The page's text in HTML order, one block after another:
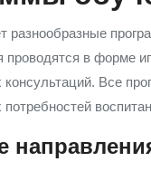
разнообразные
проводятся в форме
Все